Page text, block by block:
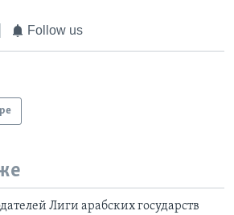
Follow us
Лиги арабских государств